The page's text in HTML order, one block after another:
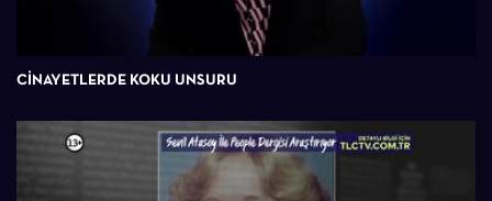
CINAYETLERDE KOKU UNSURU